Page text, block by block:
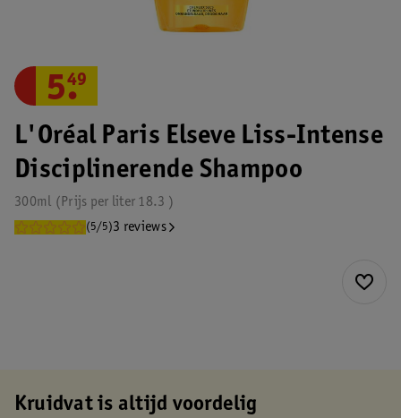
L'Oréal Paris Elseve Liss-Intense
Disciplinerende Shampoo
300ml 18.3
Prijs per liter
(5/5)3 reviews
5.
49
Kruidvat is altijd voordelig